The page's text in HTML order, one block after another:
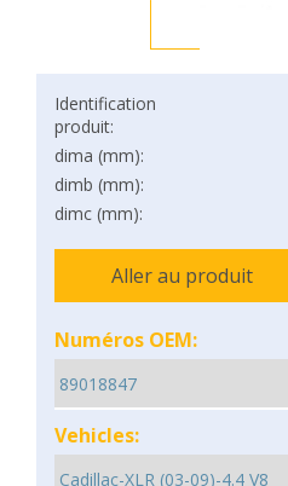
Identification
produit:
dima (mm):
dimb (mm):
dimc (mm):
Aller au produit
Numéros OEM:
Vehicles: